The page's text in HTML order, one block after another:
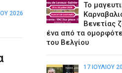
2026
Το
Βενετίας
ένα από τα
του Βελγίου
17 ΙΟΥΛΊΟΥ